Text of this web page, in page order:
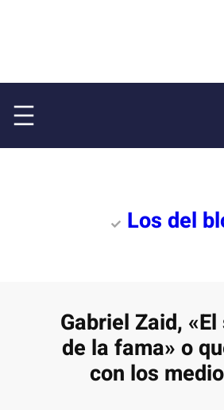
Los del
Gabriel Zaid,
de la fama» o
con los